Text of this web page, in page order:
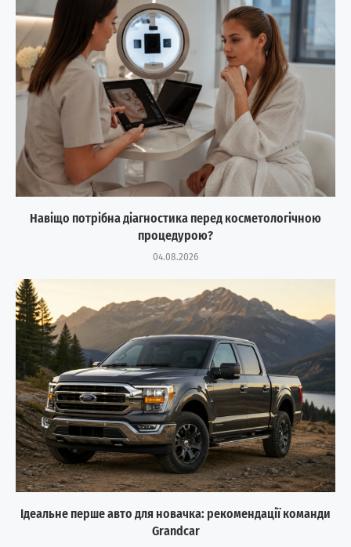
Навіщо потрібна діагностика перед косметологічною
процедурою?
04.08.2026
Ідеальне перше авто для новачка: рекомендації команди
Grandcar